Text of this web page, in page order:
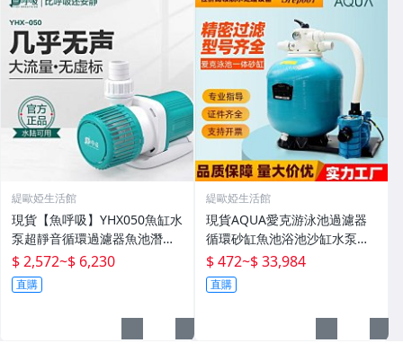
緹歐婭生活館
現貨【魚呼吸】YHX050魚缸水
泵超靜音循環過濾器魚池潛水
底吸變頻水陸
$ 2,572~$ 6,230
直購
緹歐婭生活館
現貨AQUA愛克游泳池過濾器
循環砂缸魚池浴池沙缸水泵一
體機水處理設備
$ 472~$ 33,984
直購